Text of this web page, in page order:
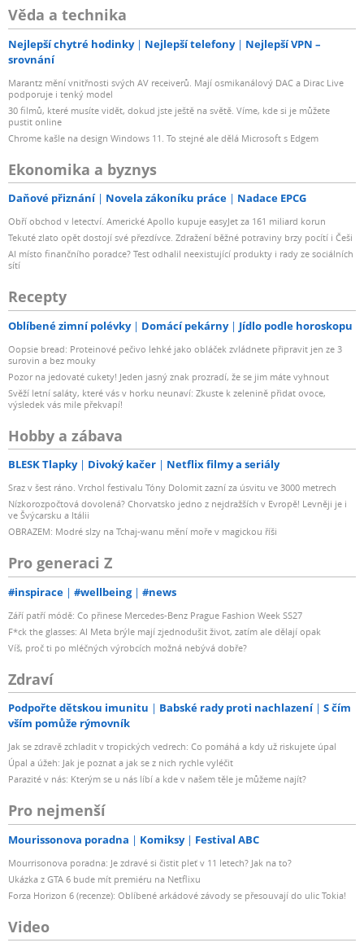
Věda a technika
Nejlepší chytré hodinky Nejlepší telefony
Nejlepší VPN –
srovnání
Marantz mění vnitřnosti svých AV receiverů. Mají osmikanálový DAC a Dirac Live
podporuje i tenký model
30 filmů, které musíte vidět, dokud jste ještě na světě. Víme, kde si je můžete
pustit online
Chrome kašle na design Windows 11. To stejné ale dělá Microsoft s Edgem
Ekonomika a byznys
Daňové přiznání Novela zákoníku práce Nadace EPCG
Obří obchod v letectví. Americké Apollo kupuje easyJet za 161 miliard korun
Tekuté zlato opět dostojí své přezdívce. Zdražení běžné potraviny brzy pocítí i Češi
AI místo finančního poradce? Test odhalil neexistující produkty i rady ze sociálních
sítí
Recepty
Oblíbené zimní polévky Domácí pekárny Jídlo podle horoskopu
Oopsie bread: Proteinové pečivo lehké jako obláček zvládnete připravit jen ze 3
surovin a bez mouky
Pozor na jedovaté cukety! Jeden jasný znak prozradí, že se jim máte vyhnout
Svěží letní saláty, které vás v horku neunaví: Zkuste k zelenině přidat ovoce,
výsledek vás mile překvapí!
Hobby a zábava
BLESK Tlapky Divoký kačer Netflix filmy a seriály
Sraz v šest ráno. Vrchol festivalu Tóny Dolomit zazní za úsvitu ve 3000 metrech
Nízkorozpočtová dovolená? Chorvatsko jedno z nejdražších v Evropě! Levněji je i
ve Švýcarsku a Itálii
OBRAZEM: Modré slzy na Tchaj-wanu mění moře v magickou říši
Pro generaci Z
#inspirace #wellbeing #news
Září patří módě: Co přinese Mercedes-Benz Prague Fashion Week SS27
F*ck the glasses: AI Meta brýle mají zjednodušit život, zatím ale dělají opak
Víš, proč ti po mléčných výrobcích možná nebývá dobře?
Zdraví
Podpořte dětskou imunitu Babské rady proti nachlazení
S čím
vším pomůže rýmovník
Jak se zdravě zchladit v tropických vedrech: Co pomáhá a kdy už riskujete úpal
Úpal a úžeh: Jak je poznat a jak se z nich rychle vyléčit
Parazité v nás: Kterým se u nás líbí a kde v našem těle je můžeme najít?
Pro nejmenší
Mourissonova poradna Komiksy Festival ABC
Mourrisonova poradna: Je zdravé si čistit pleť v 11 letech? Jak na to?
Ukázka z GTA 6 bude mít premiéru na Netflixu
Forza Horizon 6 (recenze): Oblíbené arkádové závody se přesouvají do ulic Tokia!
Video